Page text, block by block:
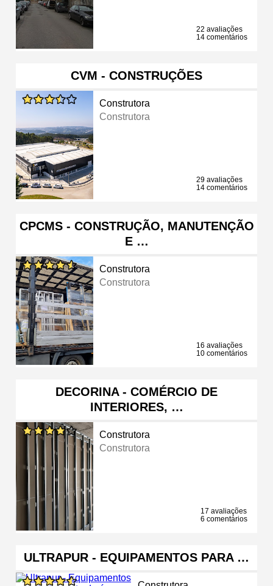
22 avaliações
14 comentários
CVM - CONSTRUÇÕES
Construtora
Construtora
29 avaliações
14 comentários
CPCMS - CONSTRUÇÃO, MANUTENÇÃO
E …
Construtora
Construtora
16 avaliações
10 comentários
DECORINA - COMÉRCIO DE
INTERIORES, …
Construtora
Construtora
17 avaliações
6 comentários
ULTRAPUR - EQUIPAMENTOS PARA …